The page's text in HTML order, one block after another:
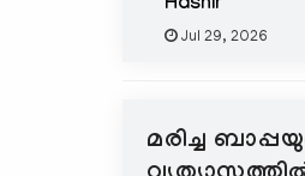
Hashir
Jul 29, 2026
മരിച്ച